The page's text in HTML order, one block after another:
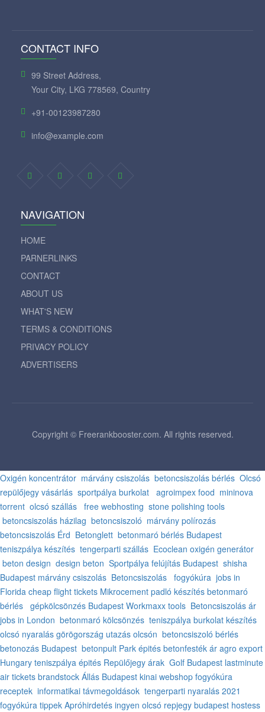
CONTACT INFO
99 Street Address,
Your City, LKG 778569, Country
+91-00123987280
info@example.com
NAVIGATION
HOME
PARNERLINKS
CONTACT
ABOUT US
WHAT'S NEW
TERMS & CONDITIONS
PRIVACY POLICY
ADVERTISERS
Copyright © Freerankbooster.com. All rights reserved.
Oxigén koncentrátor márvány csiszolás betoncsiszolás bérlés Olcsó
repülőjegy vásárlás sportpálya burkolat agroimpex food mininova
torrent olcsó szállás free webhosting stone polishing tools
betoncsiszolás házilag betoncsiszoló márvány polírozás
betoncsiszolás Érd Betonglett betonmaró bérlés Budapest
teniszpálya készítés tengerparti szállás Ecoclean oxigén generátor
beton design design beton Sportpálya felújítás Budapest shisha
Budapest márvány csiszolás Betoncsiszolás fogyókúra jobs in
Florida cheap flight tickets Mikrocement padló készítés betonmaró
bérlés gépkölcsönzés Budapest Workmaxx tools Betoncsiszolás ár
jobs in London betonmaró kölcsönzés teniszpálya burkolat készítés
olcsó nyaralás görögország utazás olcsón betoncsiszoló bérlés
betonozás Budapest betonpult Park épités betonfesték ár agro export
Hungary teniszpálya épités Repülőjegy árak Golf Budapest lastminute
air tickets brandstock Állás Budapest kinai webshop fogyókúra
receptek informatikai távmegoldások tengerparti nyaralás 2021
fogyókúra tippek Apróhirdetés ingyen olcsó repjegy budapest hostess